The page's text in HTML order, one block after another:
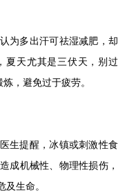
多出汗可祛湿减肥，却
夏天尤其是三伏天，别过
，避免过于疲劳。
提醒，冰镇或刺激性食
成机械性、物理性损伤，
生命。